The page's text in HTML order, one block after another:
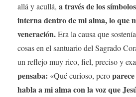
allá y acullá, a través de los
interna dentro de mi alma, lo que
veneración.Era la causa que
cosas en el santuario del Sagrado
un reflejo muy rico, fiel, preciso y
pensaba: «Qué curioso, pero
habla a mi alma con la voz que